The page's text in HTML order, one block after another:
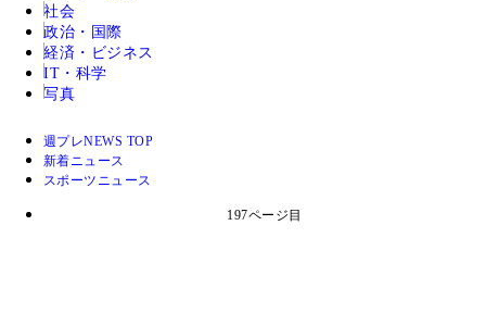
社会
政治・国際
経済・ビジネス
IT・科学
写真
週プレNEWS TOP
新着ニュース
スポーツニュース
197ページ目